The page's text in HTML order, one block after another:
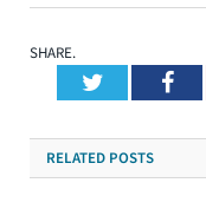
SHARE.
Twitter
RELATED POSTS